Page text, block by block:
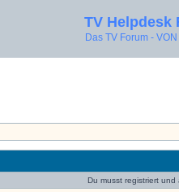
TV Helpdesk
Das TV Forum -
Du musst registriert